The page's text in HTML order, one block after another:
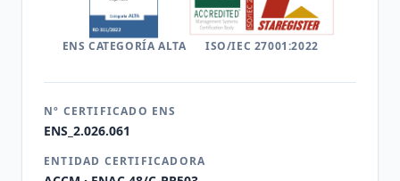
ENS CATEGORÍA ALTA ISO/IEC 27001:2022
Nº CERTIFICADO ENS
ENS_2.026.061
ENTIDAD CERTIFICADORA